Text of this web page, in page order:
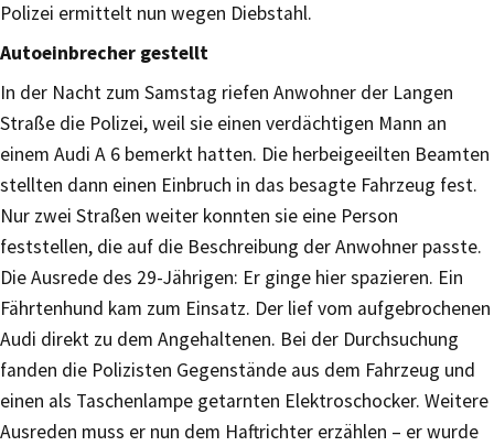
Polizei ermittelt nun wegen Diebstahl.
Autoeinbrecher gestellt
In der Nacht zum Samstag riefen Anwohner der Langen
Straße die Polizei, weil sie einen verdächtigen Mann an
einem Audi A 6 bemerkt hatten. Die herbeigeeilten Beamten
stellten dann einen Einbruch in das besagte Fahrzeug fest.
Nur zwei Straßen weiter konnten sie eine Person
feststellen, die auf die Beschreibung der Anwohner passte.
Die Ausrede des 29-Jährigen: Er ginge hier spazieren. Ein
Fährtenhund kam zum Einsatz. Der lief vom aufgebrochenen
Audi direkt zu dem Angehaltenen. Bei der Durchsuchung
fanden die Polizisten Gegenstände aus dem Fahrzeug und
einen als Taschenlampe getarnten Elektroschocker. Weitere
Ausreden muss er nun dem Haftrichter erzählen – er wurde